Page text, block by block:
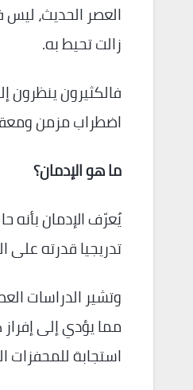
العصر الحديث،
زالت تحيط به.
فالكثيرون ينظرون
اضطراب مزمن
ما هو الإدمان؟
يُعرّف الإدمان
تدريجيا قدرته على
وتشير الدراسات
مما يؤدي إلى
استجابة للمحفزات